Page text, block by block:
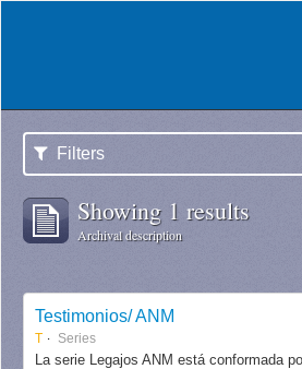
Filters
Showing 1 results
Archival description
Testimonios/ ANM
T Series
La serie Legajos ANM está conformada